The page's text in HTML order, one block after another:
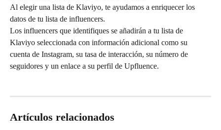
Al elegir una lista de Klaviyo, te ayudamos a enriquecer los
datos de tu lista de influencers.
Los influencers que identifiques se añadirán a tu lista de
Klaviyo seleccionada con información adicional como su
cuenta de Instagram, su tasa de interacción, su número de
seguidores y un enlace a su perfil de Upfluence.
Artículos relacionados